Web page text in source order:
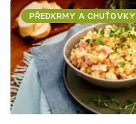
PŘEDKRMY A CHUŤOVKY